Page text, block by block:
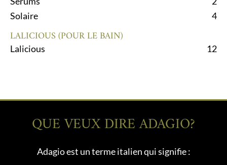
Solaire
4
LALICIOUS (POUR LE BAIN)
Lalicious 12
QUE VEUX DIRE ADAGIO?
Adagio est un terme italien qui signifie :